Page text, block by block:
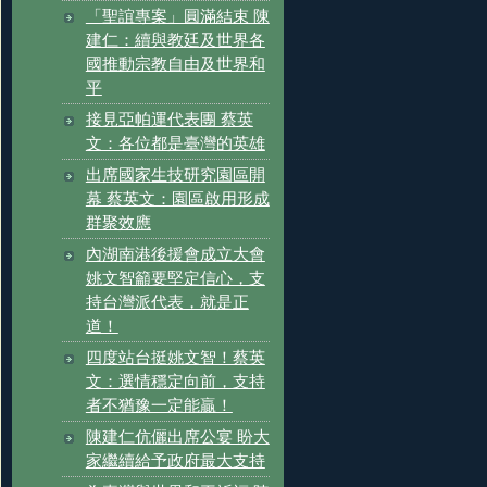
「聖誼專案」圓滿結束 陳
建仁：續與教廷及世界各
國推動宗教自由及世界和
平
接見亞帕運代表團 蔡英
文：各位都是臺灣的英雄
出席國家生技研究園區開
幕 蔡英文：園區啟用形成
群聚效應
內湖南港後援會成立大會
姚文智籲要堅定信心，支
持台灣派代表，就是正
道！
四度站台挺姚文智！蔡英
文：選情穩定向前，支持
者不猶豫一定能贏！
陳建仁伉儷出席公宴 盼大
家繼續給予政府最大支持